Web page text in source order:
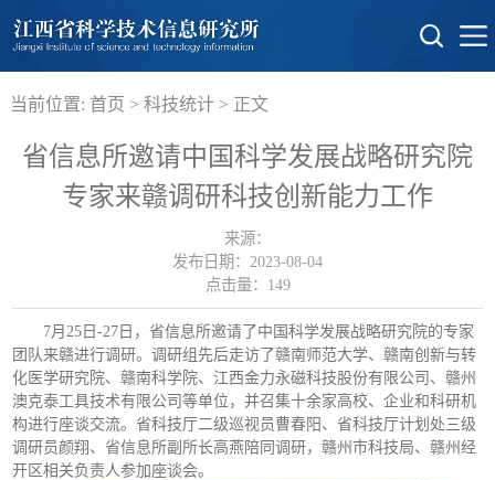
当前位置: 首页 > 科技统计> 正文
省信息所邀请中国科学发展战略研究院
专家来赣调研科技创新能力工作
来源：
发布日期：2023-08-04
点击量： 149
7月25日-27日，省信息所邀请了中国科学发展战略研究院的专家
团队来赣进行调研。调研组先后走访了赣南师范大学、赣南创新与转
化医学研究院、赣南科学院、江西金力永磁科技股份有限公司、赣州
澳克泰工具技术有限公司等单位，并召集十余家高校、企业和科研机
构进行座谈交流。省科技厅二级巡视员曹春阳、省科技厅计划处三级
调研员颜翔、省信息所副所长高燕陪同调研，赣州市科技局、赣州经
开区相关负责人参加座谈会。